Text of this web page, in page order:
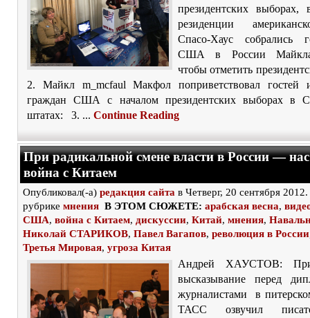
президентских
резиденции
Спасо-Хаус собрались
США в России
чтобы отметить
2. Майкл m_mcfaul Макфол поприветствовал гостей
граждан США с началом президентских выборах в
штатах: 3. ... Continue Reading
При радикальной смене власти в России —
война с Китаем
Опубликовал(-а) редакция сайта в Четверг, 20 сентября
рубрике мнения В ЭТОМ СЮЖЕТЕ: арабская весна,
США, война с Китаем, дискуссии, Китай, мнения,
Николай СТАРИКОВ, Павел Вагапов, революция в России
Третья Мировая, угроза Китая
Андрей ХАУСТОВ:
высказывание перед
журналистами в
ТАСС озвучил